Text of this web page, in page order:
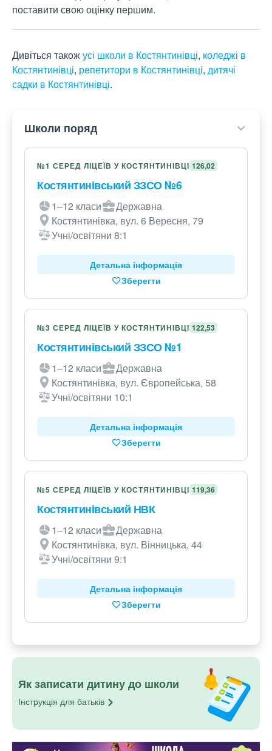
поставити свою оцінку першим.
Дивіться такожусі школи в Костянтинівці, коледжі в
Костянтинівці, репетитори в Костянтинівці, дитячі
садки в Костянтинівці.
Школи поряд
№1 СЕРЕД ЛІЦЕЇВ У КОСТЯНТИНІВЦІ 126,02
Костянтинівський ЗЗСО №6
1–12 класи
Державна
Костянтинівка, вул. 6 Вересня, 79
Учні/освітяни 8:1
Детальна інформація
Зберегти
№3 СЕРЕД ЛІЦЕЇВ У КОСТЯНТИНІВЦІ 122,53
Костянтинівський ЗЗСО №1
1–12 класи
Державна
Костянтинівка, вул. Європейська, 58
Учні/освітяни 10:1
Детальна інформація
Зберегти
№5 СЕРЕД ЛІЦЕЇВ У КОСТЯНТИНІВЦІ 119,36
Костянтинівський НВК
1–12 класи
Державна
Костянтинівка, вул. Вінницька, 44
Учні/освітяни 9:1
Детальна інформація
Зберегти
Як записати дитину до школи
Інструкція для батьків